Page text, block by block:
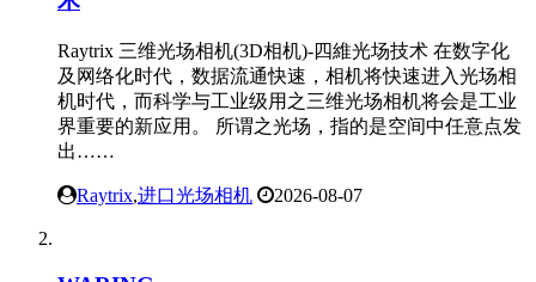
超声测试系统选型：PA UMS4与ACTMAPPER定
位精度对比分析
超声测试系统 超声测试系统的核心指标——重复定位精度
上，PA UMS4和ACTMAPPER代表了两种不同的技术路线。
……...